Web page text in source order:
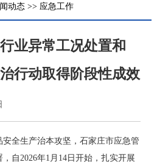
动态 >> 应急工作
业异常工况处置和
行动取得阶段性成效
全生产治本攻坚，石家庄市应急管
自2026年1月14日开始，扎实开展